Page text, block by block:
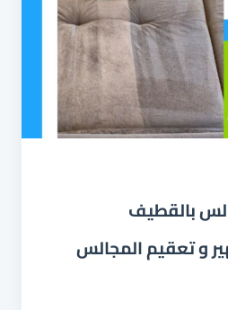
بالقطيف
تطهير و تعقيم المجالس